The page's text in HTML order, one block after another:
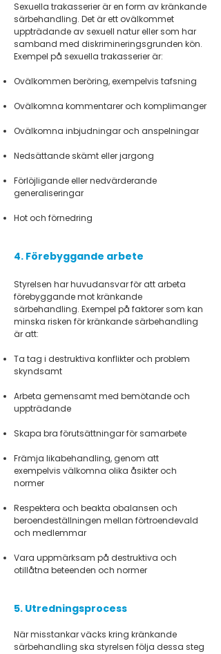
Sexuella trakasserier är en form av kränkande
särbehandling. Det är ett ovälkommet
uppträdande av sexuell natur eller som har
samband med diskrimineringsgrunden kön.
Exempel på sexuella trakasserier är:
Ovälkommen beröring, exempelvis tafsning
Ovälkomna kommentarer och komplimanger
Ovälkomna inbjudningar och anspelningar
Nedsättande skämt eller jargong
Förlöjligande eller nedvärderande
generaliseringar
Hot och förnedring
4. Förebyggande arbete
Styrelsen har huvudansvar för att arbeta
förebyggande mot kränkande
särbehandling. Exempel på faktorer som kan
minska risken för kränkande särbehandling
är att:
Ta tag i destruktiva konflikter och problem
skyndsamt
Arbeta gemensamt med bemötande och
uppträdande
Skapa bra förutsättningar för samarbete
Främja likabehandling, genom att
exempelvis välkomna olika åsikter och
normer
Respektera och beakta obalansen och
beroendeställningen mellan förtroendevald
och medlemmar
Vara uppmärksam på destruktiva och
otillåtna beteenden och normer
5. Utredningsprocess
När misstankar väcks kring kränkande
särbehandling ska styrelsen följa dessa steg